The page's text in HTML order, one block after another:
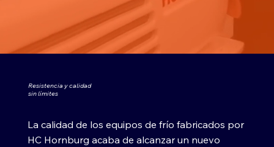
Resistencia y calidad
sin límites
La calidad de los equipos de frío fabricados por
HC Hornburg acaba de alcanzar un nuevo